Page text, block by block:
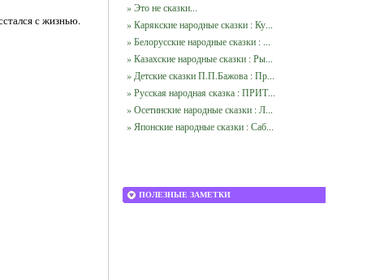
с жизнью.
» Это не сказки...
» Карякские народные сказки : Ку...
» Белорусские народные сказки : ...
» Казахские народные сказки : Ры...
» Детские сказки П.П.Бажова : Пр...
» Русская народная сказка : ПРИТ...
» Осетинские народные сказки : Л...
» Японские народные сказки : Саб...
ПОЛЕЗНЫЕ ЗАМЕТКИ